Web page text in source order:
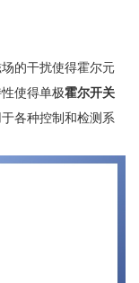
的干扰使得霍尔元
使得单极霍尔开关
各种控制和检测系